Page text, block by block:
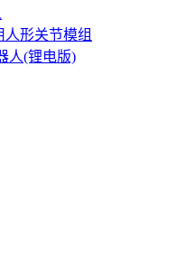
人形关节模组
人(锂电版)